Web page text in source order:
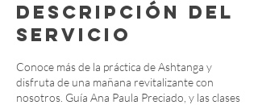
Descripción del
servicio
Conoce más de la práctica de Ashtanga y
disfruta de una mañana revitalizante con
nosotros. Guía Ana Paula Preciado, y las clases